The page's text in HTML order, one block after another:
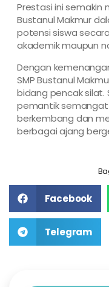
Prestasi ini semakin
Bustanul Makmur
potensi siswa
akademik maupun
Dengan
SMP Bustanul
bidang pencak silat.
pemantik semangat
berkembang dan
berbagai ajang
Facebook
Telegram